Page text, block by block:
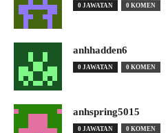
0 JAWATAN 0 KOMEN
anhhadden6
0 JAWATAN 0 KOMEN
anhspring5015
0 JAWATAN 0 KOMEN